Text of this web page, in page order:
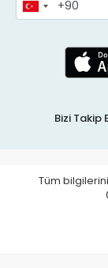
Bizi Takip
Tüm